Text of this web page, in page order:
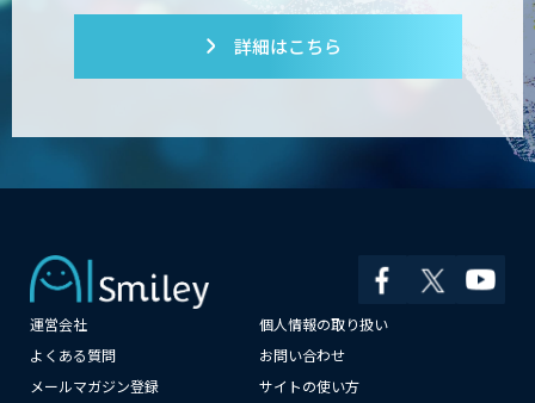
詳細はこちら
運営会社
個人情報の取り扱い
よくある質問
お問い合わせ
メールマガジン登録
サイトの使い方